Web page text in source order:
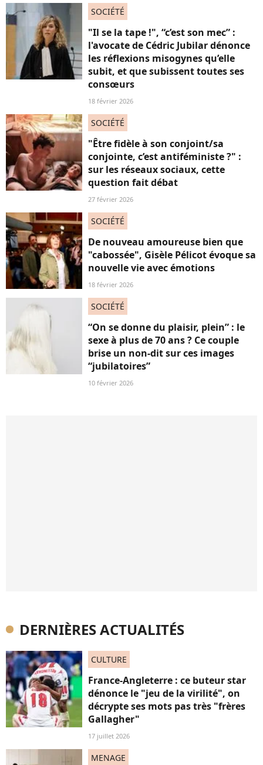
SOCIÉTÉ
"Il se la tape !", “c’est son mec” :
l'avocate de Cédric Jubilar dénonce
les réflexions misogynes qu’elle
subit, et que subissent toutes ses
consœurs
18 février 2026
SOCIÉTÉ
"Être fidèle à son conjoint/sa
conjointe, c’est antiféministe ?" :
sur les réseaux sociaux, cette
question fait débat
27 février 2026
SOCIÉTÉ
De nouveau amoureuse bien que
"cabossée", Gisèle Pélicot évoque sa
nouvelle vie avec émotions
18 février 2026
SOCIÉTÉ
“On se donne du plaisir, plein” : le
sexe à plus de 70 ans ? Ce couple
brise un non-dit sur ces images
“jubilatoires”
10 février 2026
DERNIÈRES ACTUALITÉS
CULTURE
France-Angleterre : ce buteur star
dénonce le "jeu de la virilité", on
décrypte ses mots pas très "frères
Gallagher"
17 juillet 2026
MENAGE